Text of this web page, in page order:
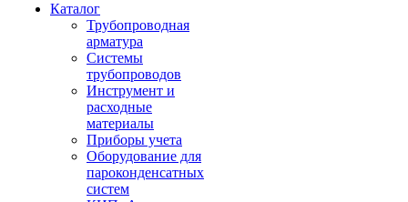
Каталог
Трубопроводная
арматура
Системы
трубопроводов
Инструмент и
расходные
материалы
Приборы учета
Оборудование для
пароконденсатных
систем